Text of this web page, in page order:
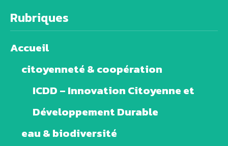
Rubriques
Accueil
citoyenneté & coopération
ICDD – Innovation Citoyenne et
Développement Durable
eau & biodiversité